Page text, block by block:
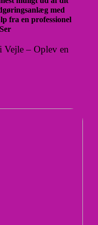
med
fra en professionel
Vejle – Oplev en